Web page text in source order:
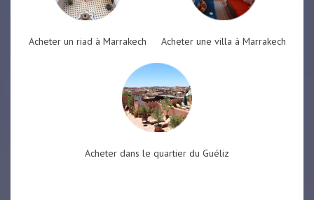
Acheter un riad à Marrakech Acheter une villa à Marrakech
Acheter dans le quartier du Guéliz